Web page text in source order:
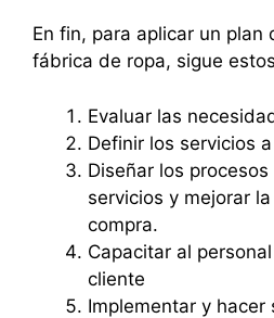
En fin, para aplicar un plan
fábrica de ropa, sigue
Evaluar las
Definir los servicios
Diseñar los
servicios y mejorar
compra.
Capacitar al
cliente
Implementar y hacer